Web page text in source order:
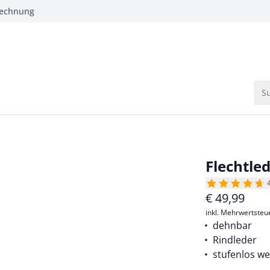
€49,99
inkl.
dehnbar
Rindleder
stufenlos